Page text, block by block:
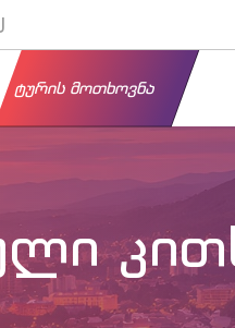
ტურის მოთხოვნა